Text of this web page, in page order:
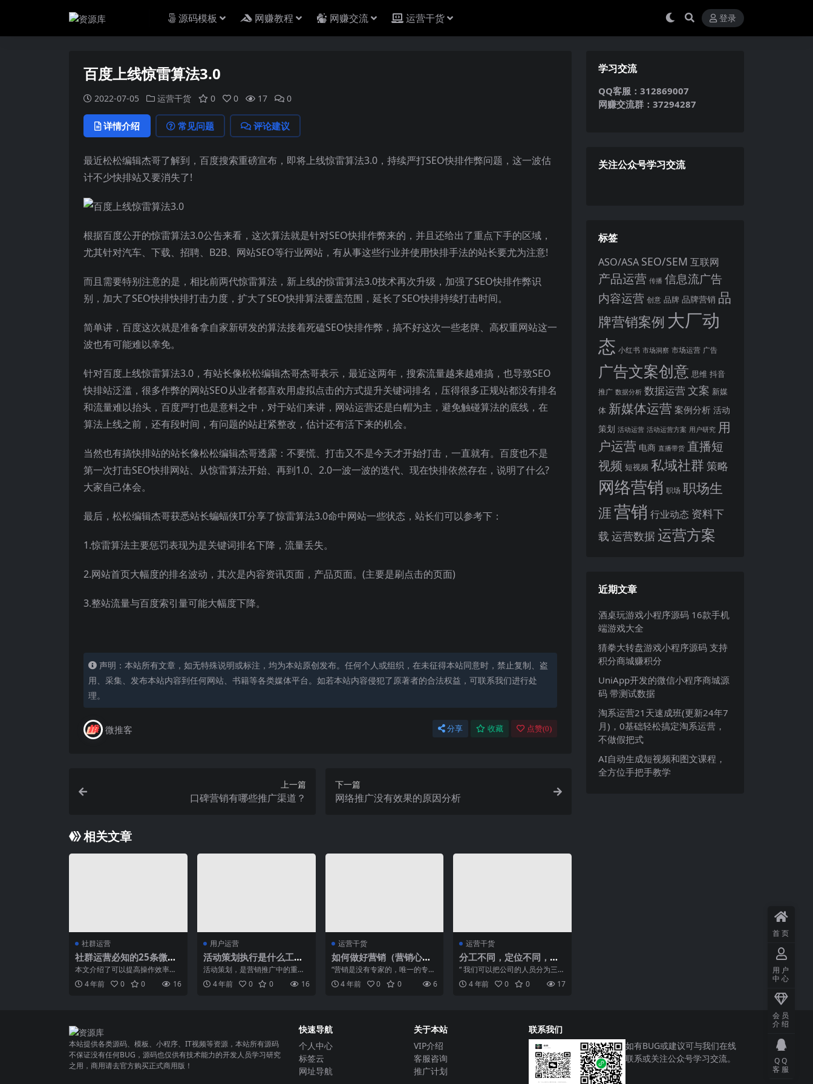
源码模板 网赚教程 网赚交流 运营干货 登录
百度上线惊雷算法3.0
2022-07-05 运营干货 0 0 17 0
详情介绍 常见问题 评论建议
​最近松松编辑杰哥了解到，百度搜索重磅宣布，即将上线惊雷算法3.0，持续严打SEO快排作弊问题，这一波估
计不少快排站又要消失了!
根据百度公开的惊雷算法3.0公告来看，这次算法就是针对SEO快排作弊来的，并且还给出了重点下手的区域，
尤其针对汽车、下载、招聘、B2B、网站SEO等行业网站，有从事这些行业并使用快排手法的站长要尤为注意!
而且需要特别注意的是，相比前两代惊雷算法，新上线的惊雷算法3.0技术再次升级，加强了SEO快排作弊识
别，加大了SEO快排快排打击力度，扩大了SEO快排算法覆盖范围，延长了SEO快排持续打击时间。
简单讲，百度这次就是准备拿自家新研发的算法接着死磕SEO快排作弊，搞不好这次一些老牌、高权重网站这一
波也有可能难以幸免。
针对百度上线惊雷算法3.0，有站长像松松编辑杰哥杰哥表示，最近这两年，搜索流量越来越难搞，也导致SEO
快排站泛滥，很多作弊的网站SEO从业者都喜欢用虚拟点击的方式提升关键词排名，压得很多正规站都没有排名
和流量难以抬头，百度严打也是意料之中，对于站们来讲，网站运营还是白帽为主，避免触碰算法的底线，在
算法上线之前，还有段时间，有问题的站赶紧整改，估计还有活下来的机会。
当然也有搞快排站的站长像松松编辑杰哥透露：不要慌、打击又不是今天才开始打击，一直就有。百度也不是
第一次打击SEO快排网站、从惊雷算法开始、再到1.0、2.0一波一波的迭代、现在快排依然存在，说明了什么?
大家自己体会。
最后，松松编辑杰哥获悉站长蝙蝠侠IT分享了惊雷算法3.0命中网站一些状态，站长们可以参考下：
1.惊雷算法主要惩罚表现为是关键词排名下降，流量丢失。
2.网站首页大幅度的排名波动，其次是内容资讯页面，产品页面。(主要是刷点击的页面)
3.整站流量与百度索引量可能大幅度下降。
声明：本站所有文章，如无特殊说明或标注，均为本站原创发布。任何个人或组织，在未征得本站同意时，禁止复制、盗
用、采集、发布本站内容到任何网站、书籍等各类媒体平台。如若本站内容侵犯了原著者的合法权益，可联系我们进行处
理。
微推客 分享 收藏 点赞(0)
上一篇
口碑营销有哪些推广渠道？
下一篇
网络推广没有效果的原因分析
相关文章
社群运营
社群运营必知的25条微信
群冷知识，你知道几条？
本文介绍了可以提高操作效率的2
5条微信群小知识，一起看看吧。
随着微信的普及，微...
4 年前 0 0 16
用户运营
活动策划执行是什么工作
（解读活动策划的十讲）
活动策划，是营销推广中的重要
一环。品牌要想活起来，销售要
想动起来，都离不开活动。...
4 年前 0 0 16
运营干货
如何做好营销（营销心理
学技巧）
“营销是没有专家的，唯一的专家
是消费者，就是你只要能打动消
费者就行了”。 有些人...
4 年前 0 0 6
运营干货
分工不同，定位不同，岗
位的管理的方式也要不同
“ 我们可以把公司的人员分为三个
层面：管理层、专家层、操作
层。” 不同的岗位，有...
4 年前 0 0 17
学习交流
QQ客服：312869007
网赚交流群：37294287
关注公众号学习交流
标签
ASO/ASA SEO/SEM 互联网
产品运营 传播 信息流广告
内容运营 创意 品牌 品牌营销 品
牌营销案例 大厂动
态 小红书 市场洞察 市场运营 广告
广告文案创意 思维 抖音
推广 数据分析 数据运营 文案 新媒
体 新媒体运营 案例分析 活动
策划 活动运营 活动运营方案 用户研究 用
户运营 电商 直播带货 直播短
视频 短视频 私域社群 策略
网络营销 职场 职场生
涯营销 行业动态 资料下
载 运营数据运营方案
近期文章
酒桌玩游戏小程序源码 16款手机
端游戏大全
猜拳大转盘游戏小程序源码 支持
积分商城赚积分
UniApp开发的微信小程序商城源
码 带测试数据
淘系运营21天速成班(更新24年7
月)，0基础轻松搞定淘系运营，
不做假把式
AI自动生成短视频和图文课程，
全方位手把手教学
本站提供各类源码、模板、小程序、IT视频等资源，本站所有源码
不保证没有任何BUG，源码也仅供有技术能力的开发人员学习研究
之用，商用请去官方购买正式商用版！
快速导航
个人中心
标签云
网址导航
关于本站
VIP介绍
客服咨询
推广计划
联系我们
如有BUG或建议可与我们在线
联系或关注公众号学习交流。
首页
用户
中心
会员
介绍
QQ
客服